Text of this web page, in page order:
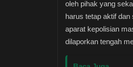
oleh pihak yang
harus tetap aktif
aparat kepolisian
dilaporkan tengah